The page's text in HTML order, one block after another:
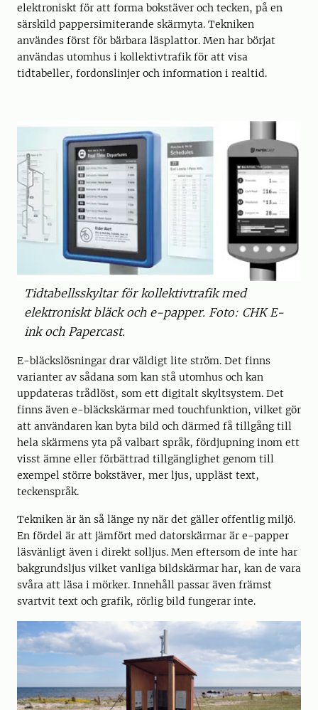
elektroniskt för att forma bokstäver och tecken, på en
särskild pappersimiterande skärmyta. Tekniken
användes först för bärbara läsplattor. Men har börjat
användas utomhus i kollektivtrafik för att visa
tidtabeller, fordonslinjer och information i realtid.
Tidtabellsskyltar för kollektivtrafik med
elektroniskt bläck och e-papper. Foto: CHK E-
ink och Papercast.
E-bläckslösningar drar väldigt lite ström. Det finns
varianter av sådana som kan stå utomhus och kan
uppdateras trådlöst, som ett digitalt skyltsystem. Det
finns även e-bläckskärmar med touchfunktion, vilket gör
att användaren kan byta bild och därmed få tillgång till
hela skärmens yta på valbart språk, fördjupning inom ett
visst ämne eller förbättrad tillgänglighet genom till
exempel större bokstäver, mer ljus, uppläst text,
teckenspråk.
Tekniken är än så länge ny när det gäller offentlig miljö.
En fördel är att jämfört med datorskärmar är e-papper
läsvänligt även i direkt solljus. Men eftersom de inte har
bakgrundsljus vilket vanliga bildskärmar har, kan de vara
svåra att läsa i mörker. Innehåll passar även främst
svartvit text och grafik, rörlig bild fungerar inte.